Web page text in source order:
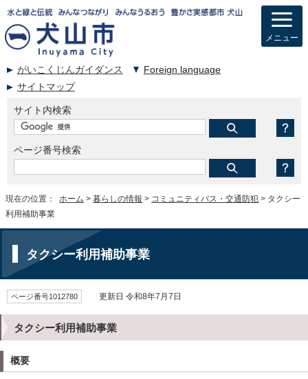
がいこくじんガイダンス
Foreign language
サイトマップ
サイト内検索
ページ番号検索
メニュー
現在の位置： ホーム > 暮らしの情報 > コミュニティバス・交通防犯 > タクシー
利用補助事業
タクシー利用補助事業
ページ番号1012780 更新日 令和8年7月7日
タクシー利用補助事業
概要